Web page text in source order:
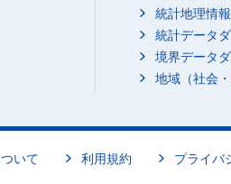
統計地理情
統計データ
境界データ
地域（社会
いて 利用規約 プライバ